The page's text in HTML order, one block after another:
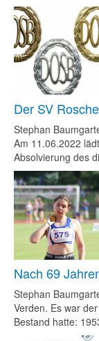
Der SV
Stephan
Am 11.06.2022
Absolvierung des
Nach 69
Stephan
Verden. Es war
Bestand hatte: